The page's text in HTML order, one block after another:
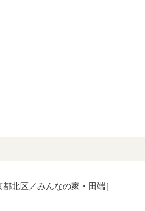
北区／みんなの家・田端］